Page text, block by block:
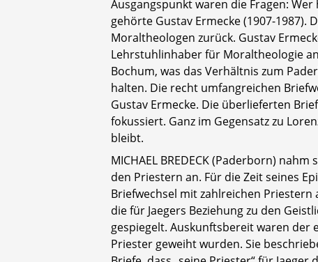
Ausgangspunkt waren die Fragen:
gehörte Gustav Ermecke (1907-
Moraltheologen zurück. Gustav
Lehrstuhlinhaber für Moraltheologie
Bochum, was das Verhältnis zum
halten. Die recht umfangreichen
Gustav Ermecke. Die überlieferten
fokussiert. Ganz im Gegensatz zu
bleibt.
MICHAEL BREDECK (Paderborn)
den Priestern an. Für die Zeit seines
Briefwechsel mit zahlreichen Priestern
die für Jaegers Beziehung zu den
gespiegelt. Auskunftsbereit waren der
Priester geweiht wurden. Sie